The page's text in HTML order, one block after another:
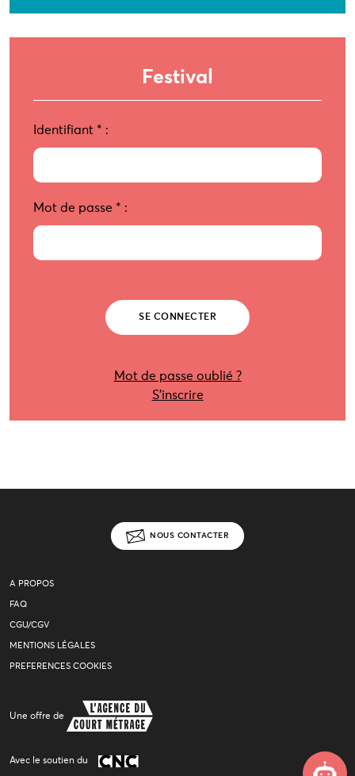
Festival
Identifiant * :
Mot de passe * :
Mot de passe oublié ?
S’inscrire
NOUS CONTACTER
A PROPOS
FAQ
CGU/CGV
MENTIONS LÉGALES
PREFERENCES COOKIES
Une offre de
Avec le soutien du